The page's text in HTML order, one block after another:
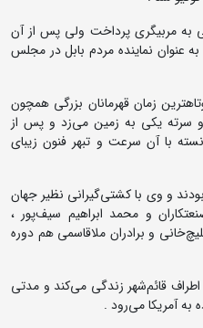
به مربیگری پرداخت ولی پس از آن
عنوان نماینده مردم بابل در مجلس
زمان قهرمانان بزرگی همچون
و سرته یکی به زمین می‌زد و پس از
با آن سرعت و تبهر فنون زیبای
و وی با کشتی‌گیرانی نظیر جهان
و محمد ابراهیم سیف‌پور ،
و برادران ملاقاسمی هم دوره
قائم‌شهر زندگی می‌کند و مدتی
به آمریکا می‌رود .